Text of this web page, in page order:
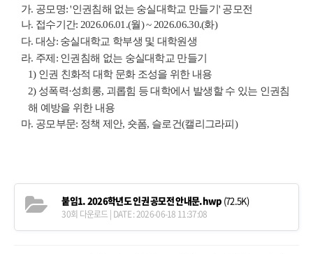
가. 공모명: '인권침해 없는 숭실대학교 만들기' 공모전
나. 접수기간: 2026.06.01.(월) ~ 2026.06.30.(화)
다. 대상: 숭실대학교 학부생 및 대학원생
라. 주제: 인권침해 없는 숭실대학교 만들기
1) 인권 친화적 대학 문화 조성을 위한 내용
2) 성폭력·성희롱, 괴롭힘 등 대학에서 발생할 수 있는 인권침
해 예방을 위한 내용
마. 공모부문: 정책 제안, 숏폼, 슬로건(캘리그라피)
붙임1. 2026학년도 인권 공모전 안내문.hwp (72.5K)
30회 다운로드 | DATE : 2026-06-18 11:37:08